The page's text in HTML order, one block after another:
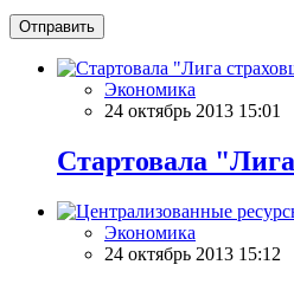
Отправить
Экономика
24 октябрь 2013 15:01
Стартовала
Экономика
24 октябрь 2013 15:12